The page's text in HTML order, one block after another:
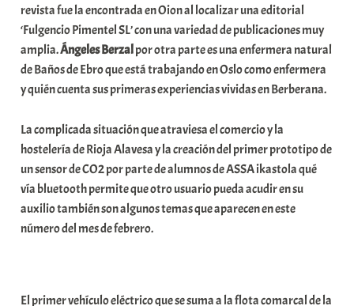
revista fue la encontrada en Oion al localizar una editorial
‘Fulgencio Pimentel SL’ con una variedad de publicaciones muy
amplia.Ángeles Berzalpor otra parte es una enfermera natural
de Baños de Ebro que está trabajando en Oslo como enfermera
y quién cuenta sus primeras experiencias vividas en Berberana.
La complicada situación que atraviesa el comercio y la
hostelería de Rioja Alavesa y la creación del primer prototipo de
un sensor de CO2 por parte de alumnos de ASSA ikastola qué
vía bluetooth permite que otro usuario pueda acudir en su
auxilio también son algunos temas que aparecen en este
número del mes de febrero.
El primer vehículo eléctrico que se suma a la flota comarcal de la